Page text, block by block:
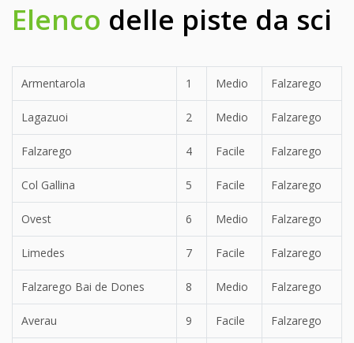
Elenco delle piste da sci
Armentarola 1 Medio Falzarego
Lagazuoi 2 Medio Falzarego
Falzarego 4 Facile Falzarego
Col Gallina 5 Facile Falzarego
Ovest 6 Medio Falzarego
Limedes 7 Facile Falzarego
Falzarego Bai de Dones 8 Medio Falzarego
Averau 9 Facile Falzarego